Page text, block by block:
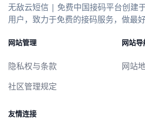
无敌云短信 | 免费中国接码平台创建
用户，致力于免费的接码服务，做最
网站管理
隐私权与条款
社区管理规定
网站导
网站
友情连接